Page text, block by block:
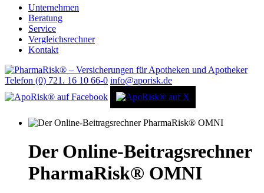
Unternehmen
Beratung
Service
Vergleichsrechner
Kontakt
Telefon (0) 721. 16 10 66-0 info@aporisk.de
Der Online-Beitragsrechner
PharmaRisk® OMNI